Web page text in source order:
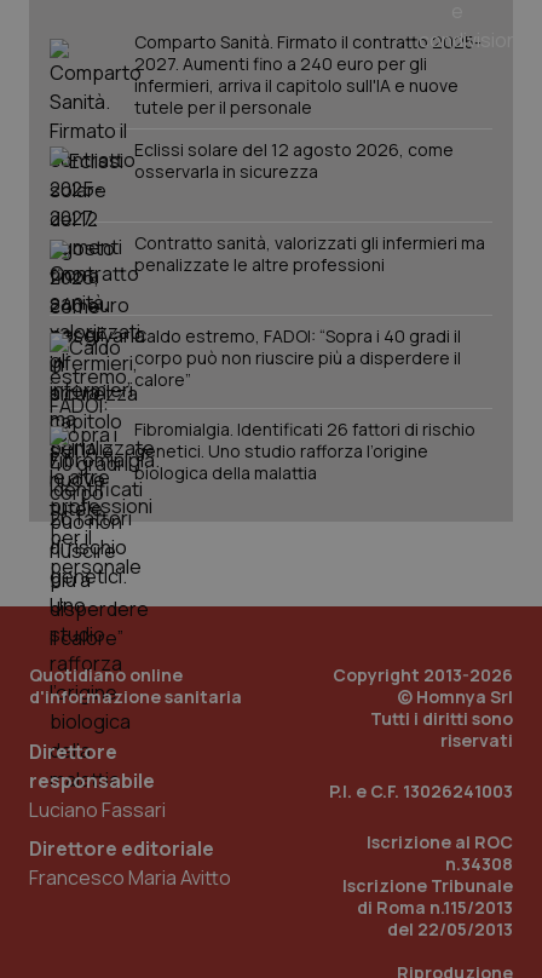
Comparto Sanità. Firmato il contratto 2025-
2027. Aumenti fino a 240 euro per gli
infermieri, arriva il capitolo sull'IA e nuove
tutele per il personale
Eclissi solare del 12 agosto 2026, come
osservarla in sicurezza
Contratto sanità, valorizzati gli infermieri ma
penalizzate le altre professioni
Caldo estremo, FADOI: “Sopra i 40 gradi il
corpo può non riuscire più a disperdere il
calore”
Fibromialgia. Identificati 26 fattori di rischio
genetici. Uno studio rafforza l’origine
biologica della malattia
Quotidiano online
d'informazione sanitaria
Direttore
responsabile
Luciano Fassari
Direttore editoriale
Francesco Maria Avitto
Copyright 2013-2026
© Homnya Srl
Tutti i diritti sono
riservati
P.I. e C.F. 13026241003
Iscrizione al ROC
n.34308
Iscrizione Tribunale
di Roma n.115/2013
del 22/05/2013
Riproduzione
tracking-sites-ironfish-
session-id
www.quotidianosanita.it
Google LLC
.quotidianosanita.it
PHPSESSID
PHP.net
www.quotidianosanita.it